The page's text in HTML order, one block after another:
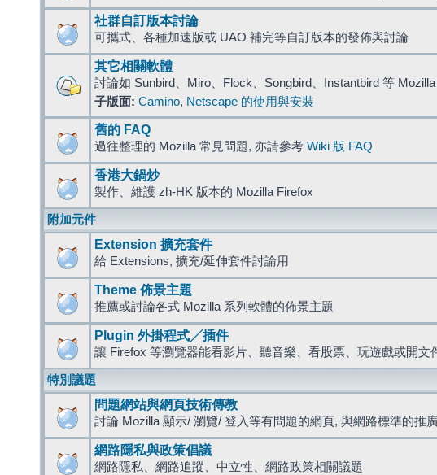
社群自訂版本討論
可攜式、各種加速版或 UAO 補完等自訂版本的發佈與討論
其它相關軟體
討論如 Sunbird、Miro、Flock、Songbird、Instantbird 等
子版面: Camino, Netscape 的使用與安裝
舊的 FAQ
過往整理的 Mozilla 常見問題, 亦請參考 Wiki 版 FAQ
香港大鍋炒
製作、維護 zh-HK 版本的 Mozilla Firefox
附加元件
Extension 擴充套件
給 Extensions, 擴充/延伸套件討論用
Theme 佈景主題
推薦或討論各式 Mozilla 系列軟體的佈景主題
Plugin 外掛程式╱插件
讓 Firefox 等瀏覽器能看影片、聽音樂、看股票、玩遊戲或開文
特別議題
問題網站與網頁技術傳教
討論 Mozilla 顯示/ 瀏覽/ 登入等有問題的網頁, 與網路標準的推
網路隱私與政策倡議
網路隱私、網路追蹤、中立性、網路政策相關議題